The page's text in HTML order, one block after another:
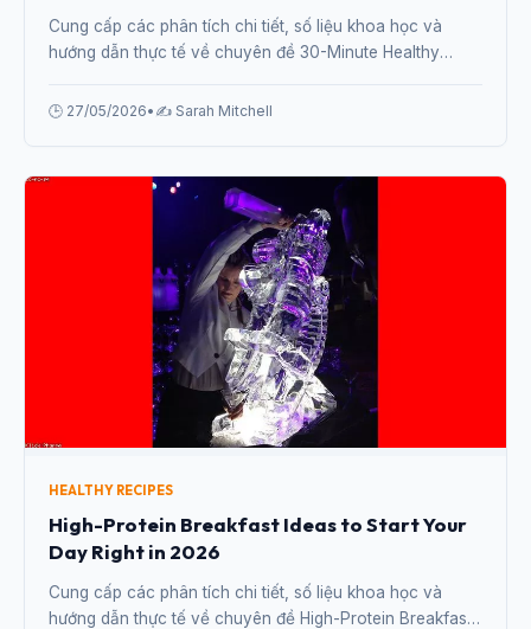
Cung cấp các phân tích chi tiết, số liệu khoa học và
hướng dẫn thực tế về chuyên đề 30-Minute Healthy
chuyên gia.
🕒 27/05/2026• ✍️ Sarah Mitchell
HEALTHY RECIPES
High-Protein Breakfast Ideas to Start Your
Day Right in 2026
Cung cấp các phân tích chi tiết, số liệu khoa học và
hướng dẫn thực tế về chuyên đề High-Protein Breakfast